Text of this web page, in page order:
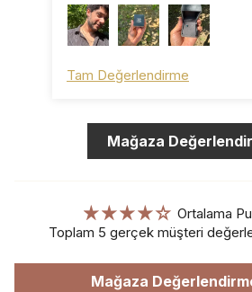
olmazsınız ☺️
Tam Değerlendirme
Mağaza
Ortalama
Toplam 5 gerçek müşteri
Mağaza